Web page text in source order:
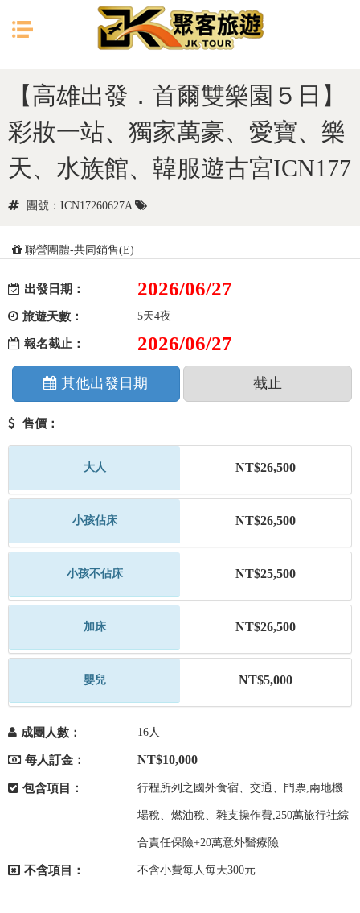
目前位置： 首頁 韓國 首爾
【高雄出發．首爾雙樂園５日】
彩妝一站、獨家萬豪、愛寶、樂
天、水族館、韓服遊古宮ICN177
團號：ICN17260627A
聯營團體-共同銷售(E)
出發日期： 2026/06/27
旅遊天數： 5天4夜
報名截止： 2026/06/27
其他出發日期 截止
售價：
大人 NT$26,500
小孩佔床 NT$26,500
小孩不佔床 NT$25,500
加床 NT$26,500
嬰兒 NT$5,000
成團人數： 16人
每人訂金： NT$10,000
包含項目： 行程所列之國外食宿、交通、門票,兩地機
場稅、燃油稅、雜支操作費,250萬旅行社綜
合責任保險+20萬意外醫療險
不含項目： 不含小費每人每天300元